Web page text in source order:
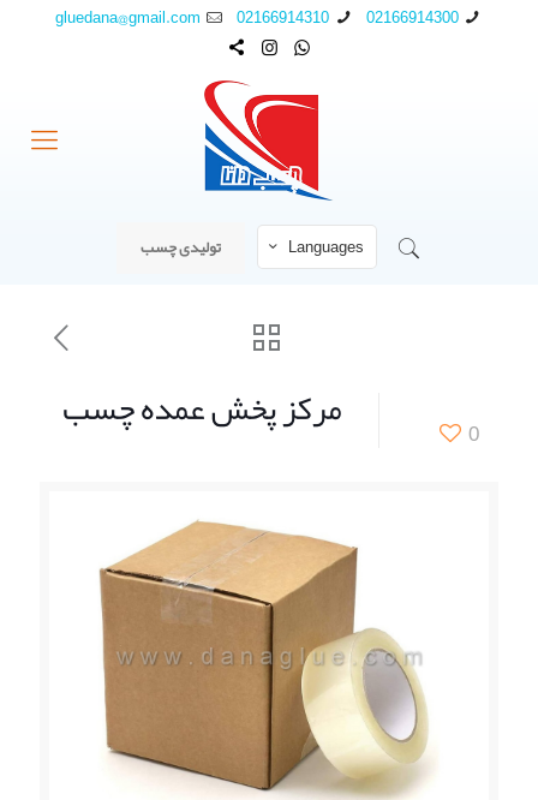
02166914300
02166914310
gluedana@gmail.com
Languages تولیدی چسب
0 مرکز پخش عمده چسب